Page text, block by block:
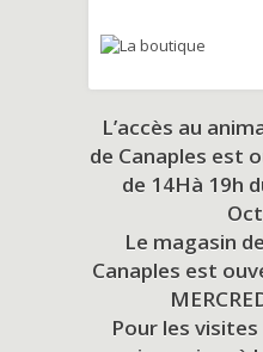
L’accès au
de Canaples est
de 14Hà 19h
Le magasin
Canaples est
Pour les